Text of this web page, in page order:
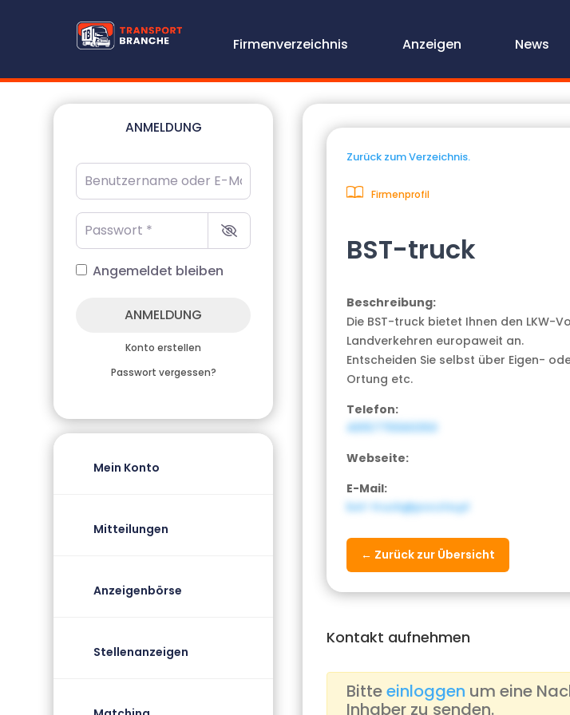
Firmenverzeichnis Anzeigen News
ANMELDUNG
Benutzername oder E-Mail-Adresse
Passwort
Angemeldet bleiben
ANMELDUNG
Konto erstellen
Passwort vergessen?
Mein Konto
Mitteilungen
Anzeigenbörse
Stellenanzeigen
Zurück zum Verzeichnis.
Firmenprofil
BST-truck
Beschreibung:
Die BST-truck bietet Ihnen den LKW-
Landverkehren europaweit an.
Entscheiden Sie selbst über Eigen-
Ortung etc.
Telefon:
4915775560350
Webseite:
E-Mail:
bst-truck@poczta.pl
← Zurück zur Übersicht
Kontakt aufnehmen
Bitteeinloggen um eine
Inhaber zu senden.